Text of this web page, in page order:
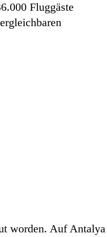
Fluggäste
worden. Auf Antalya